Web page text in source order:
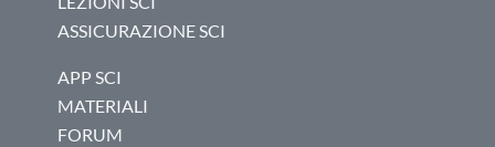
ASSICURAZIONE SCI
APP SCI
MATERIALI
FORUM